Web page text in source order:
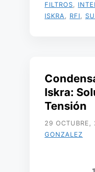
FILTROS
ISKRA
RFI
Iskra:
Tensión
29 OCTUBRE,
GONZALEZ